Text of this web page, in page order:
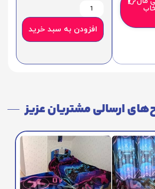
افزودن به سبد خرید
ارسالی مشتریان عزیز